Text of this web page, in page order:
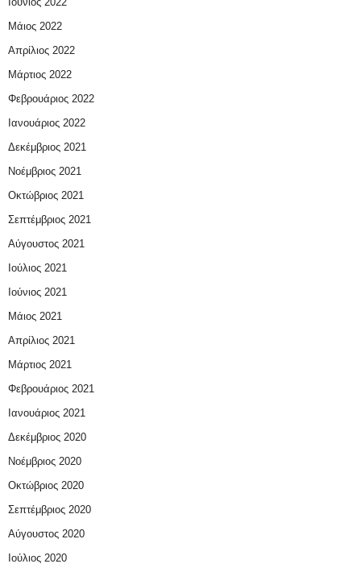
Μάιος 2022
Απρίλιος 2022
Μάρτιος 2022
Φεβρουάριος 2022
Ιανουάριος 2022
Δεκέμβριος 2021
Νοέμβριος 2021
Οκτώβριος 2021
Σεπτέμβριος 2021
Αύγουστος 2021
Ιούλιος 2021
Ιούνιος 2021
Μάιος 2021
Απρίλιος 2021
Μάρτιος 2021
Φεβρουάριος 2021
Ιανουάριος 2021
Δεκέμβριος 2020
Νοέμβριος 2020
Οκτώβριος 2020
Σεπτέμβριος 2020
Αύγουστος 2020
Ιούλιος 2020